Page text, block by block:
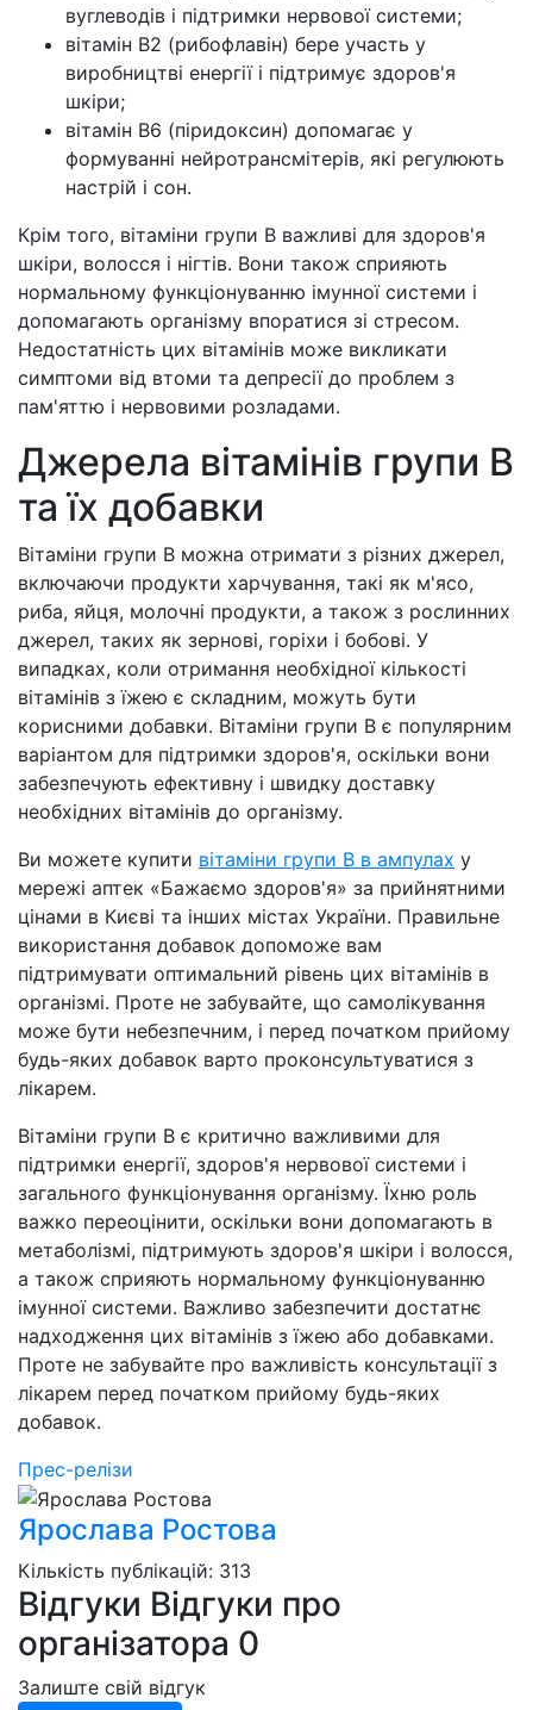
вуглеводів і підтримки нервової системи;
вітамін В2 (рибофлавін) бере участь у
виробництві енергії і підтримує здоров'я
шкіри;
вітамін В6 (піридоксин) допомагає у
формуванні нейротрансмітерів, які регулюють
настрій і сон.
Крім того, вітаміни групи В важливі для здоров'я
шкіри, волосся і нігтів. Вони також сприяють
нормальному функціонуванню імунної системи і
допомагають організму впоратися зі стресом.
Недостатність цих вітамінів може викликати
симптоми від втоми та депресії до проблем з
пам'яттю і нервовими розладами.
Джерела вітамінів групи В
та їх добавки
Вітаміни групи В можна отримати з різних джерел,
включаючи продукти харчування, такі як м'ясо,
риба, яйця, молочні продукти, а також з рослинних
джерел, таких як зернові, горіхи і бобові. У
випадках, коли отримання необхідної кількості
вітамінів з їжею є складним, можуть бути
корисними добавки. Вітаміни групи В є популярним
варіантом для підтримки здоров'я, оскільки вони
забезпечують ефективну і швидку доставку
необхідних вітамінів до організму.
Ви можете купити вітаміни групи В в ампулах у
мережі аптек «Бажаємо здоров'я» за прийнятними
цінами в Києві та інших містах України. Правильне
використання добавок допоможе вам
підтримувати оптимальний рівень цих вітамінів в
організмі. Проте не забувайте, що самолікування
може бути небезпечним, і перед початком прийому
будь-яких добавок варто проконсультуватися з
лікарем.
Вітаміни групи В є критично важливими для
підтримки енергії, здоров'я нервової системи і
загального функціонування організму. Їхню роль
важко переоцінити, оскільки вони допомагають в
метаболізмі, підтримують здоров'я шкіри і волосся,
а також сприяють нормальному функціонуванню
імунної системи. Важливо забезпечити достатнє
надходження цих вітамінів з їжею або добавками.
Проте не забувайте про важливість консультації з
лікарем перед початком прийому будь-яких
добавок.
Прес-релізи
Ярослава Ростова
Кількість публікацій: 313
Відгуки Відгуки про
організатора 0
Залиште свій відгук